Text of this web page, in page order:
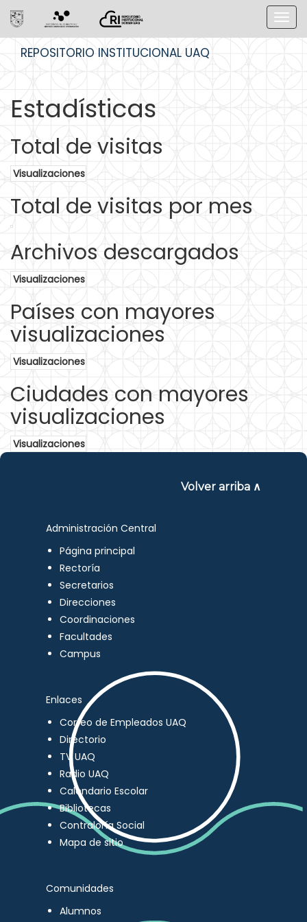
REPOSITORIO INSTITUCIONAL UAQ
Estadísticas
Total de visitas
Visualizaciones
Total de visitas por mes
Archivos descargados
Visualizaciones
Países con mayores
visualizaciones
Visualizaciones
Ciudades con mayores
visualizaciones
Visualizaciones
Volver arriba ∧
Administración Central
Página principal
Rectoría
Secretarios
Direcciones
Coordinaciones
Facultades
Campus
Enlaces
Correo de Empleados UAQ
Directorio
TV UAQ
Radio UAQ
Calendario Escolar
Bibliotecas
Contraloría Social
Mapa de sitio
Comunidades
Alumnos